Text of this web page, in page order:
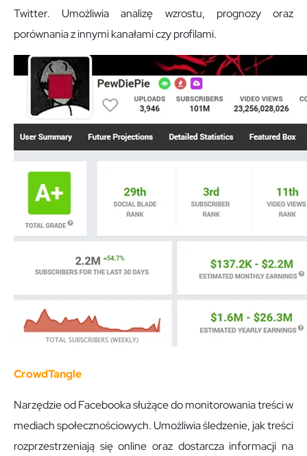
Twitter. Umożliwia analizę wzrostu, prognozy oraz
porównania z innymi kanałami czy profilami.
CrowdTangle
Narzędzie od Facebooka służące do monitorowania treści w
mediach społecznościowych. Umożliwia śledzenie, jak treści
rozprzestrzeniają się online oraz dostarcza informacji na